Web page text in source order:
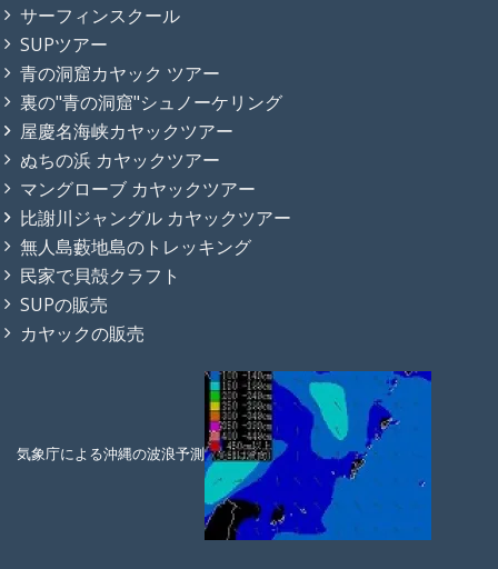
サーフィンスクール
SUPツアー
青の洞窟カヤック ツアー
裏の"青の洞窟"シュノーケリング
屋慶名海峡カヤックツアー
ぬちの浜 カヤックツアー
マングローブ カヤックツアー
比謝川ジャングル カヤックツアー
無人島藪地島のトレッキング
民家で貝殻クラフト
SUPの販売
カヤックの販売
気象庁による沖縄の波浪予測